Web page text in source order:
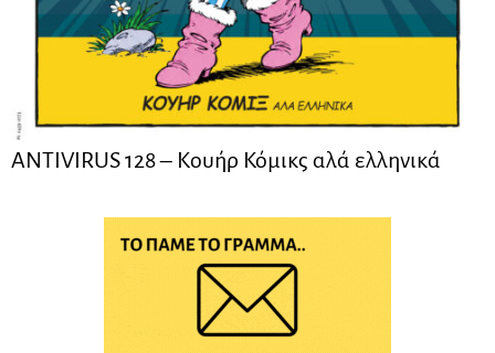
ANTIVIRUS 128 – Kουήρ Κόμικς αλά ελληνικά